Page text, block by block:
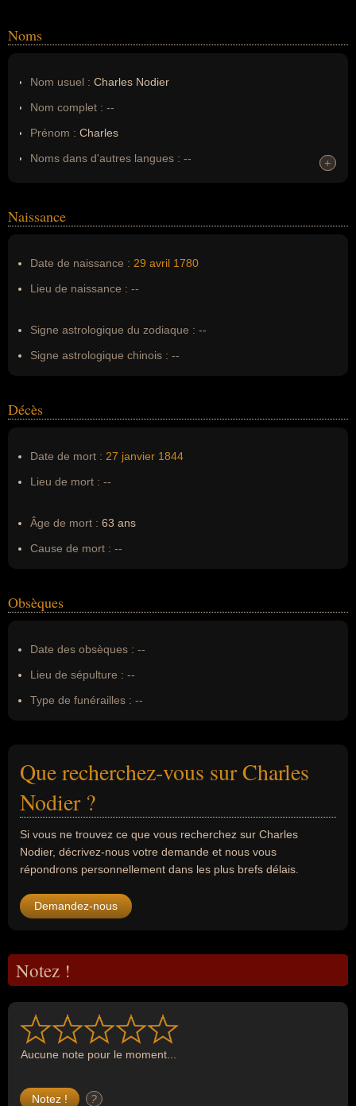
Noms
Nom usuel : Charles Nodier
Nom complet : --
Prénom : Charles
Noms dans d'autres langues : --
Nom de famille :Nodier
+
+
Naissance
Date de naissance : 29 avril 1780
Lieu de naissance : --
Signe astrologique du zodiaque : --
Signe astrologique chinois : --
Décès
Date de mort : 27 janvier 1844
Lieu de mort : --
Âge de mort : 63 ans
Cause de mort : --
Obsèques
Date des obsèques : --
Lieu de sépulture : --
Type de funérailles : --
Que recherchez-vous sur Charles
Nodier ?
Si vous ne trouvez ce que vous recherchez sur Charles
Nodier, décrivez-nous votre demande et nous vous
répondrons personnellement dans les plus brefs délais.
Demandez-nous
Notez !
Aucune note pour le moment...
?